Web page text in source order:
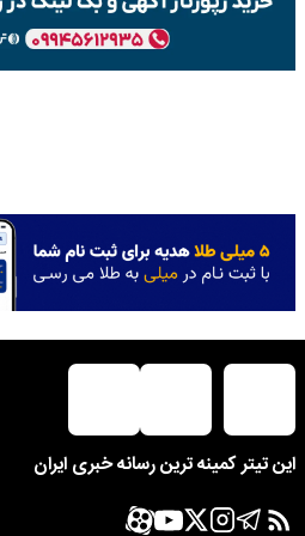
این تیتر کمینه ترین رسانه خبری ایران